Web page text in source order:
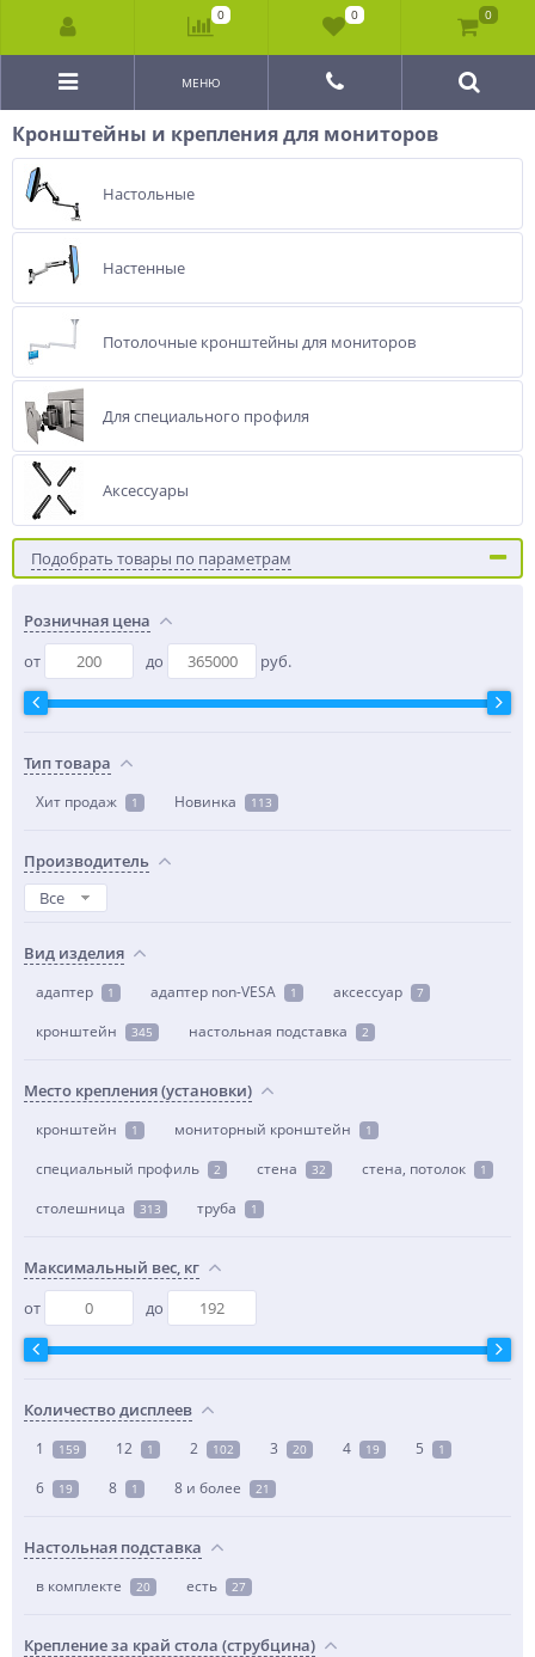
МЕНЮ
Кронштейны и крепления для мониторов
Настольные
Настенные
Потолочные кронштейны для мониторов
Для специального профиля
Аксессуары
Подобрать товары по параметрам
Розничная цена
от
до руб.
Тип товара
Хит продаж 1 Новинка 113
Производитель
Все
Вид изделия
адаптер 1 адаптер non-VESA 1 аксессуар 7
кронштейн 345 настольная подставка 2
Место крепления (установки)
кронштейн 1 мониторный кронштейн 1
специальный профиль 2 стена 32 стена, потолок 1
столешница 313 труба 1
Максимальный вес, кг
от
до
Количество дисплеев
1 159 12 1 2 102 3 20 4 19 5 1
6 19 8 1 8 и более 21
Настольная подставка
в комплекте 20 есть 27
Крепление за край стола (струбцина)
0 0 0